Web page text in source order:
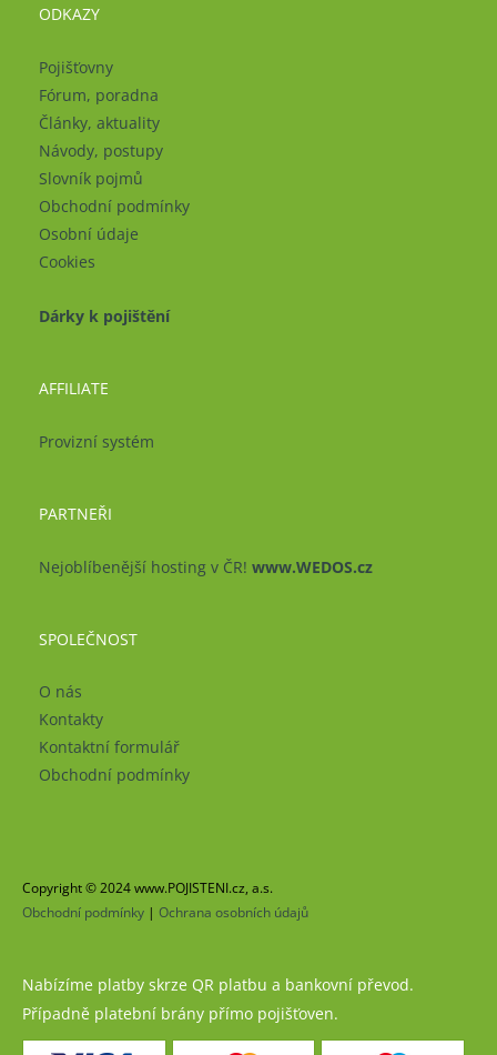
ODKAZY
Pojišťovny
Fórum, poradna
Články, aktuality
Návody, postupy
Slovník pojmů
Obchodní podmínky
Osobní údaje
Cookies
Dárky k pojištění
AFFILIATE
Provizní systém
PARTNEŘI
Nejoblíbenější hosting v ČR! www.WEDOS.cz
SPOLEČNOST
O nás
Kontakty
Kontaktní formulář
Obchodní podmínky
Copyright © 2024 www.POJISTENI.cz, a.s.
Obchodní podmínky | Ochrana osobních údajů
Nabízíme platby skrze QR platbu a bankovní převod.
Případně platební brány přímo pojišťoven.